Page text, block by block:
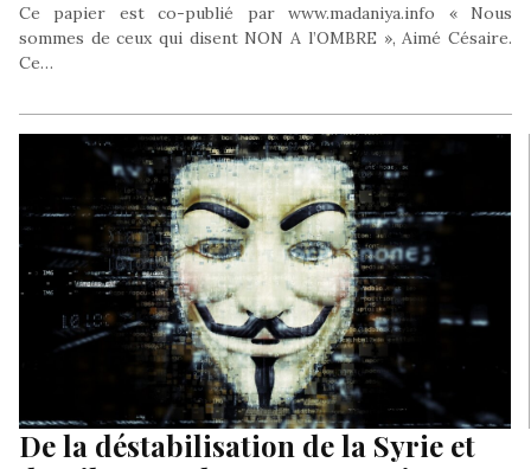
Ce papier est co-publié par www.madaniya.info « Nous
sommes de ceux qui disent NON A l’OMBRE », Aimé Césaire.
Ce…
De la déstabilisation de la Syrie et